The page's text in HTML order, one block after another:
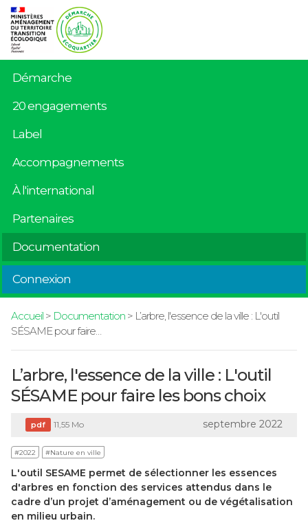
Démarche
20 engagements
Label
Accompagnements
À l'international
Partenaires
Documentation
Connexion
Accueil> Documentation> L’arbre, l'essence de la ville : L'outil
SÉSAME pour faire…
L’arbre, l'essence de la ville : L'outil
SÉSAME pour faire les bons choix
pdf 11,55 Mo septembre 2022
#2022 #Nature en ville
L'outil SESAME permet de sélectionner les essences
d'arbres en fonction des services attendus dans le
cadre d’un projet d’aménagement ou de végétalisation
en milieu urbain.